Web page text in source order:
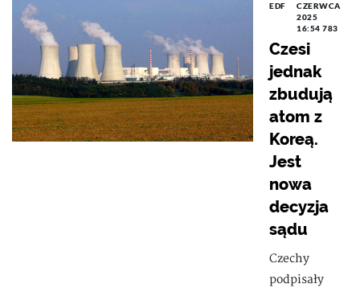
EDF
CZERWCA
2025
16:54 783
Czesi
jednak
zbudują
atom z
Koreą.
Jest
nowa
decyzja
sądu
Czechy
podpisały